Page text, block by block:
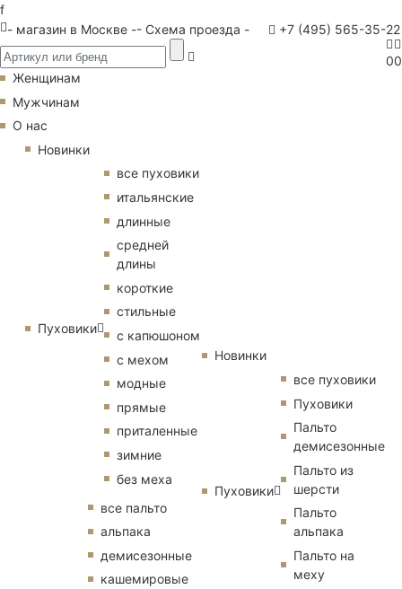
f
- магазин в Москве -- Схема проезда - +7 (495) 565-35-22
00
Женщинам
Мужчинам
О нас
Новинки
Пуховики
все пуховики
итальянские
длинные
средней
длины
короткие
стильные
с капюшоном
с мехом
модные
прямые
приталенные
зимние
без меха
все пальто
альпака
демисезонные
кашемировые
Новинки
Пуховики
все пуховики
Пуховики
Пальто
демисезонные
Пальто из
шерсти
Пальто
альпака
Пальто на
меху